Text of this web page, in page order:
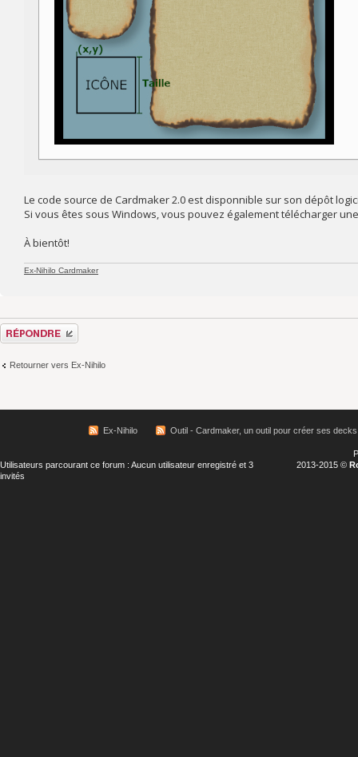
Le code source de Cardmaker 2.0 est disponnible sur son dépôt
Si vous êtes sous Windows, vous pouvez également télécharger
À bientôt!
Ex-Nihilo Cardmaker
Répondre
Retourner vers Ex-Nihilo
Ex-Nihilo Outil - Cardmaker, un outil pour créer ses decks
Utilisateurs parcourant ce forum : Aucun utilisateur enregistré et 3
invités
2013-2015 ©